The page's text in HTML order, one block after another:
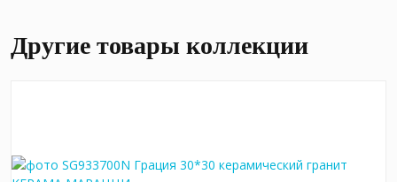
Другие товары коллекции